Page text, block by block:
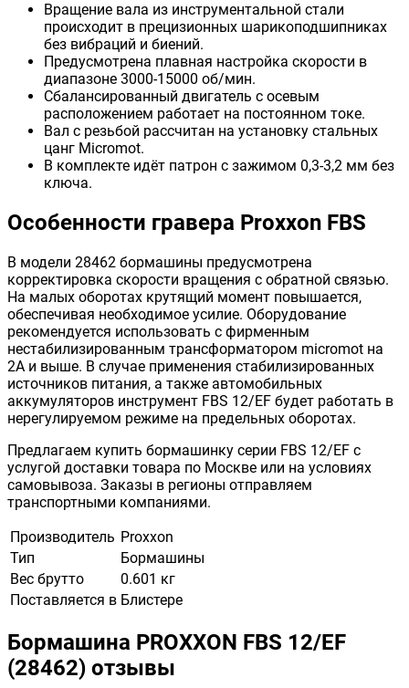
Вращение вала из инструментальной стали
происходит в прецизионных шарикоподшипниках
без вибраций и биений.
Предусмотрена плавная настройка скорости в
диапазоне 3000-15000 об/мин.
Сбалансированный двигатель с осевым
расположением работает на постоянном токе.
Вал с резьбой рассчитан на установку стальных
цанг Micromot.
В комплекте идёт патрон с зажимом 0,3-3,2 мм без
ключа.
Особенности гравера Proxxon FBS
В модели 28462 бормашины предусмотрена
корректировка скорости вращения с обратной связью.
На малых оборотах крутящий момент повышается,
обеспечивая необходимое усилие. Оборудование
рекомендуется использовать с фирменным
нестабилизированным трансформатором micromot на
2А и выше. В случае применения стабилизированных
источников питания, а также автомобильных
аккумуляторов инструмент FBS 12/EF будет работать в
нерегулируемом режиме на предельных оборотах.
Предлагаем купить бормашинку серии FBS 12/EF с
услугой доставки товара по Москве или на условиях
самовывоза. Заказы в регионы отправляем
транспортными компаниями.
Производитель Proxxon
Тип
Бормашины
Вес брутто
0.601 кг
Поставляется в Блистере
Бормашина PROXXON FBS 12/ЕF
(28462) отзывы